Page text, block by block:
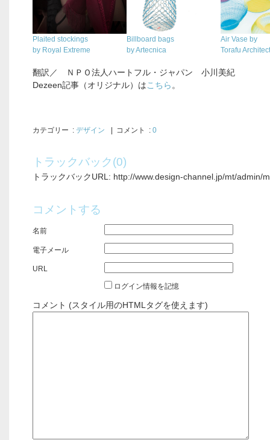
Plaited stockings
by Royal Extreme
Billboard bags
by Artecnica
Air Vase by
Torafu
翻訳／ ＮＰＯ法人ハートフル・ジャパン 小川美紀
Dezeen記事（オリジナル）はこちら 。
カテゴリー : デザイン | コメント : 0
トラックバック(0)
トラックバックURL: http://www.design-channel.jp/mt/admin/
コメントする
名前
電子メール
URL
ログイン情報を記憶
コメント (スタイル用のHTMLタグを使えます)